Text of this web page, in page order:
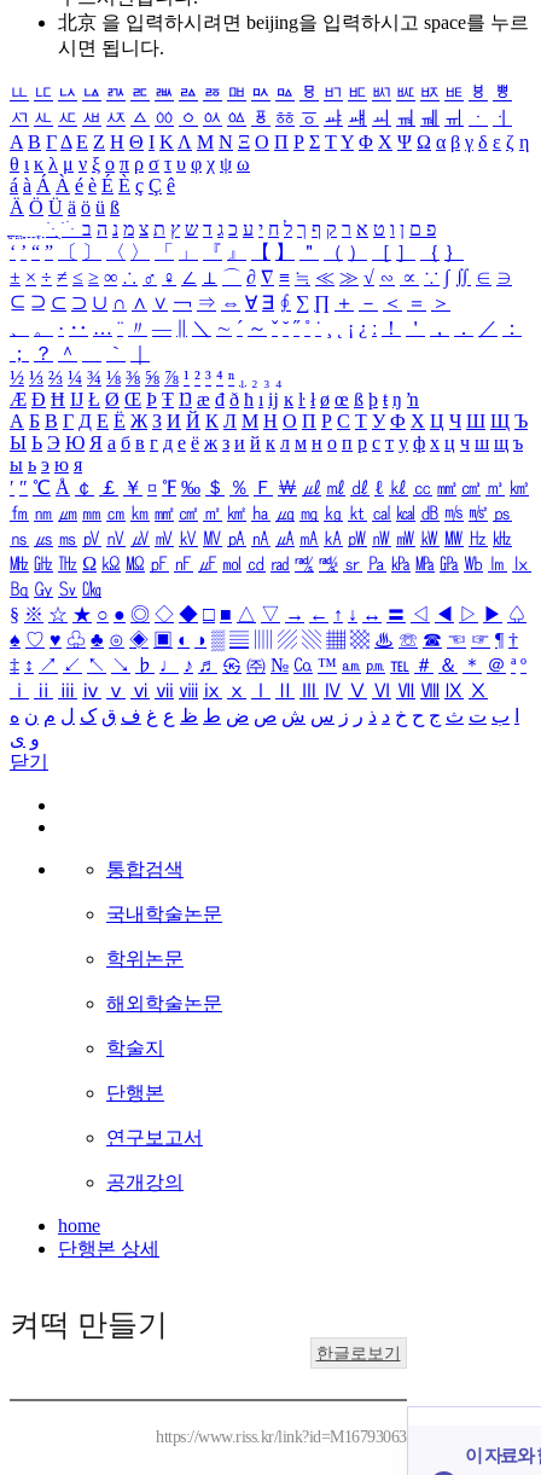
北京 을 입력하시려면 beijing을 입력하시고 space를 누르
시면 됩니다.
ㅥ ㅦ ㅧ ㅨ ㅩ ㅪ ㅫ ㅬ ㅭ ㅮ ㅯ ㅰ ㅱ ㅲ ㅳ ㅴ ㅵ ㅶ ㅷ ㅸ
ㅹ
ㅺ ㅻ ㅼ ㅽ ㅾ ㅿ ㆀ ㆁ ㆂ ㆃ ㆄ ㆅ ㆆ ㆇ ㆈ ㆉ ㆊ ㆋ ㆌ ㆍ
ㆎ
Α Β ΓΔ Ε Ζ Η Θ Ι ΚΛ Μ Ν Ξ Ο Π Ρ Σ ΤΥ Φ Χ Ψ Ω α β γ δ ε ζ η
θ ι κ λ μ ν ξ ο π ρ σ τ υ φ χ ψ ω
á à Á À é è É È ç Ç ê
Ä Ö Ü ä ö ü ß
ִֶֹ ֻּ ׁׂ פ ם ן ו ט א ר ק ף ך ל ח י ע כ ג ד ש ץ ת צ מ נ ה ב
‘ ’ “ ” 〔 〕 〈 〉 「 」 『 』 【 】 ＂ （ ） ［ ］ ｛ ｝
± × ÷ ≠ ≤ ≥ ∞ ∴ ♂ ♀ ∠ ⊥ ⌒ ∂ ∇ ≡ ≒ ≪ ≫ √ ∽ ∝ ∵ ∫ ∬ ∈ ∋
⊆ ⊇ ⊂ ⊃ ∪ ∩ ∧ ∨ ￢ ⇒ ⇔ ∀ ∃ ∮ ∑ ∏ ＋ － ＜ ＝
＞
、
。 · ‥ … ¨ 〃 ― ＼ ∼ ´ ～ ˇ ˘ ˝ ˚ ˙ ¸ ¡ ¿ ː ！ ＇ ， ． ／
：
；
？ ＾ ｀
½ ⅓ ⅔ ¼ ¾ ⅛ ⅜ ⅝ ⅞ ¹ ² ³ ⁴ ⁿ ₁ ₂ ₃ ₄
Æ Ð Ħ Ĳ Ł Ø Œ Þ Ŧ Ŋ æ đ ð ħ ı ĳ ĸ ŀ ł ø œ ß þ ŧ ŋ ŉ
А Б В Г Д Е Ё Ж З И Й К Л М Н О П Р С Т У Ф Х Ц Ч Ш Щ Ъ
Ы Ь Э Ю Я а б в г д е ё ж з и й к л м н о п р с т у ф х ц ч ш щ ъ
ы ь э ю я
′ ″ ℃ Å ￠ ￡ ￥ ¤ ℉ ‰ ＄ ％ Ｆ ￦ ㎕ ㎖ ㎗ ℓ ㎘ ㏄ ㎣ ㎤ ㎥ ㎦
㎙ ㎚ ㎛ ㎜ ㎝ ㎞ ㎟ ㎠ ㎡ ㎢ ㏊ ㎍ ㎎ ㎏ ㏏ ㎈ ㎉ ㏈ ㎧ ㎨ ㎰
㎱ ㎲ ㎳ ㎴ ㎵ ㎶ ㎷ ㎸ ㎹ ㎀ ㎁ ㎂ ㎃ ㎄ ㎺ ㎻ ㎽ ㎾ ㎿ ㎐ ㎑
㎒ ㎓ ㎔ Ω ㏀ ㏁ ㎊ ㎋ ㎌ ㏖ ㏅ ㎭ ㎮ ㎯ ㏛ ㎩ ㎪ ㎫ ㎬ ㏝ ㏐
㏓
㏃ ㏉ ㏜ ㏆
§ ※ ☆ ★ ○ ● ◎ ◇ ◆ □ ■ △ ▽ → ← ↑ ↓ ↔ 〓 ◁ ◀ ▷ ▶ ♤
♠ ♡ ♥ ♧ ♣ ⊙ ◈ ▣ ◐ ◑ ▒ ▤ ▨ ▧ ▦ ▩ ♨ ☏ ☎ ☜ ☞ ¶ †
‡ ↕ ↗ ↙ ↖ ↘ ♭ ♩ ♪ ♬ ㉿ ㈜ № ㏇ ™ ㏂ ㏘ ℡ ＃ ＆ ＊ ＠ ª º
ⅰ
ⅱ ⅲ ⅳ ⅴ ⅵ ⅶ ⅷ ⅸ ⅹ Ⅳ Ⅴ Ⅵ Ⅶ Ⅷ Ⅸ Ⅹ
ب ت ث ج ح خ د ذ ر ز س ش ص ض ط ظ ع غ ف ق ک ل م ن ه
و ی
닫기
통합검색
국내학술논문
학위논문
해외학술논문
학술지
단행본
연구보고서
공개강의
home
단행본 상세
켜떡 만들기
한글로보기
https://www.riss.kr/link?id=M16793063
이 자료와